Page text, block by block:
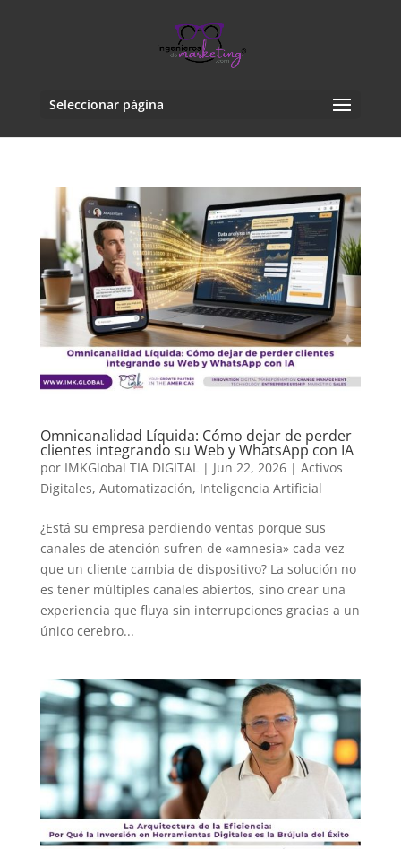
Seleccionar página
Omnicanalidad Líquida: Cómo dejar de perder
clientes integrando su Web y WhatsApp con IA
por IMKGlobal TIA DIGITAL| Jun 22, 2026| Activos
Digitales, Automatización, Inteligencia Artificial
¿Está su empresa perdiendo ventas porque sus
canales de atención sufren de «amnesia» cada vez
que un cliente cambia de dispositivo? La solución no
es tener múltiples canales abiertos, sino crear una
experiencia que fluya sin interrupciones gracias a un
único cerebro...